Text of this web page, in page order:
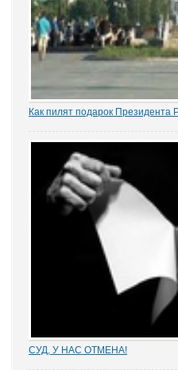
Как пилят подарок Президента
центр - подарок Президента
летию города. Застройщик -
СУД, У НАС ОТМЕНА!